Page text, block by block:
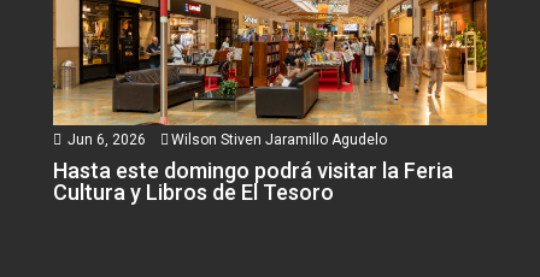
Jun 6, 2026 Wilson Stiven Jaramillo Agudelo
Hasta este domingo podrá visitar la Feria
Cultura y Libros de El Tesoro